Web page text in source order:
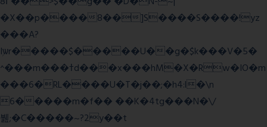
�X��p����8��]S����S����!yz
���A?
Iۭѡr�����$�����U��g�$k���V�5�
^���m���ߙd���x���hM�X�Rw�IO�m
���6�RL����U�T�j��;�h4:l�\n
6�����m�f�� ��K�4tg���N�\/
뷆;�C�����~?2y��t